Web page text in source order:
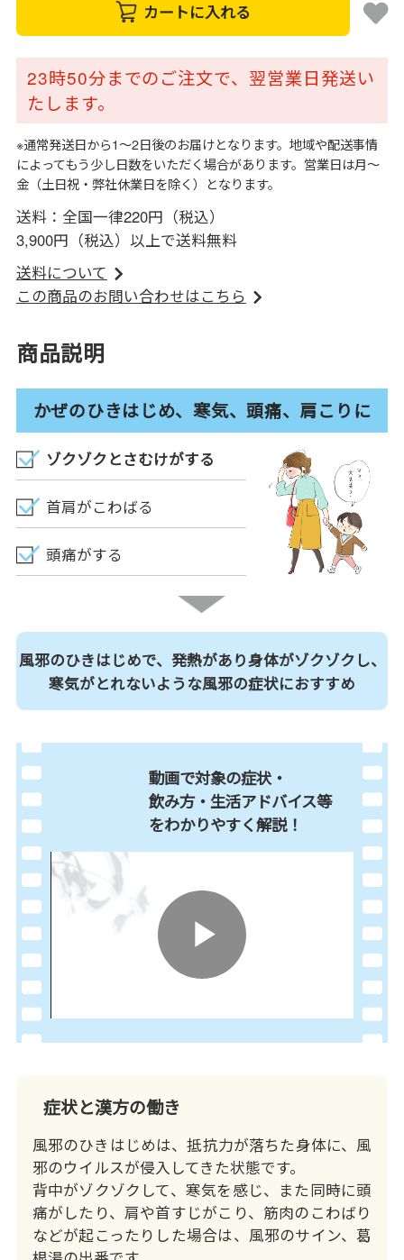
カートに入れる
23時50分までのご注文で、翌営業日発送い
たします。
※通常発送日から1～2日後のお届けとなります。地域や配送事情
によってもう少し日数をいただく場合があります。営業日は月～
金（土日祝・弊社休業日を除く）となります。
送料：全国一律220円（税込）
3,900円（税込）以上で送料無料
送料について
この商品のお問い合わせはこちら
商品説明
かぜのひきはじめ、寒気、頭痛、肩こりに
ゾクゾクとさむけがする
首肩がこわばる
頭痛がする
風邪のひきはじめで、発熱があり身体がゾクゾクし、
寒気がとれないような風邪の症状におすすめ
動画で対象の症状・
飲み方・生活アドバイス等
をわかりやすく解説！
Play
症状と漢方の働き
風邪のひきはじめは、抵抗力が落ちた身体に、風
邪のウイルスが侵入してきた状態です。
背中がゾクゾクして、寒気を感じ、また同時に頭
痛がしたり、肩や首すじがこり、筋肉のこわばり
などが起こったりした場合は、風邪のサイン、葛